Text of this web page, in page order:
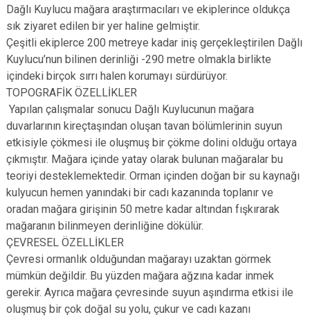
Doğanyurt
Dağlı Kuylucu mağara araştırmacıları ve ekiplerince oldukça
sık ziyaret edilen bir yer haline gelmiştir.
Çeşitli ekiplerce 200 metreye kadar iniş gerçekleştirilen Dağlı
Kuylucu’nun bilinen derinliği -290 metre olmakla birlikte
içindeki birçok sırrı halen korumayı sürdürüyor.
TOPOGRAFİK ÖZELLİKLER
Yapılan çalışmalar sonucu Dağlı Kuylucunun mağara
duvarlarının kireçtaşından oluşan tavan bölümlerinin suyun
etkisiyle çökmesi ile oluşmuş bir çökme dolini olduğu ortaya
çıkmıştır. Mağara içinde yatay olarak bulunan mağaralar bu
teoriyi desteklemektedir. Orman içinden doğan bir su kaynağı
kulyucun hemen yanındaki bir cadı kazanında toplanır ve
oradan mağara girişinin 50 metre kadar altından fışkırarak
mağaranın bilinmeyen derinliğine dökülür.
ÇEVRESEL ÖZELLİKLER
Çevresi ormanlık olduğundan mağarayı uzaktan görmek
mümkün değildir. Bu yüzden mağara ağzına kadar inmek
gerekir. Ayrıca mağara çevresinde suyun aşındırma etkisi ile
oluşmuş bir çok doğal su yolu, çukur ve cadı kazanı